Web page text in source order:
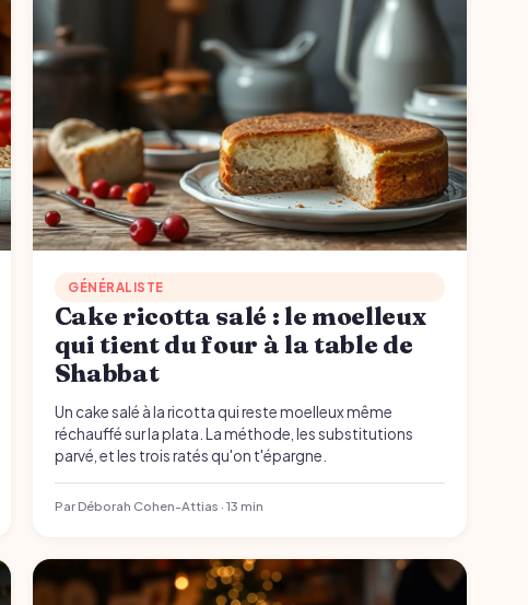
GÉNÉRALISTE
Cake ricotta salé : le moelleux
qui tient du four à la table de
Shabbat
Un cake salé à la ricotta qui reste moelleux même
réchauffé sur la plata. La méthode, les substitutions
parvé, et les trois ratés qu'on t'épargne.
Par Déborah Cohen-Attias · 13 min